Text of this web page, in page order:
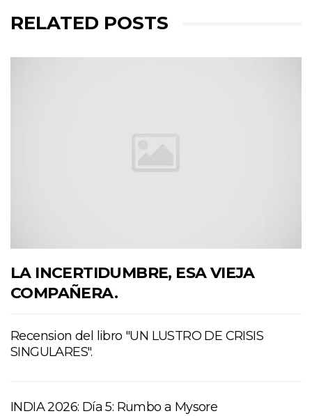
RELATED POSTS
LA INCERTIDUMBRE, ESA VIEJA
COMPAÑERA.
Recension del libro "UN LUSTRO DE CRISIS
SINGULARES".
INDIA 2026: Día 5: Rumbo a Mysore